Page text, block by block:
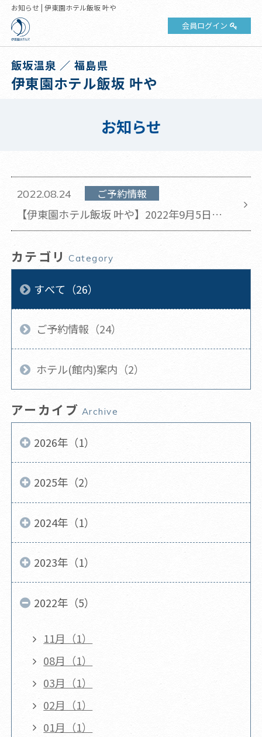
お知らせ | 伊東園ホテル飯坂 叶や
会員ログイン
飯坂温泉 ／ 福島県
伊東園ホテル飯坂 叶や
お知らせ
2022.08.24 ご予約情報
【伊東園ホテル飯坂 叶や】2022年9月5日～8
日も営業いたします
カテゴリ Category
すべて（26）
ご予約情報（24）
ホテル(館内)案内（2）
アーカイブ Archive
2026年（1）
2025年（2）
2024年（1）
2023年（1）
2022年（5）
11月（1）
08月（1）
03月（1）
02月（1）
01月（1）